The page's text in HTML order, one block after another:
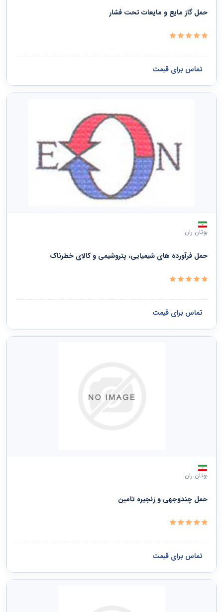
حمل گاز مایع و مایعات تحت فشار
تماس برای قیمت
بوتان ران
حمل فرآورده های شیمیایی، پتروشیمی و کالای خطرناک
تماس برای قیمت
بوتان ران
حمل چندوجهی و زنجیره تامین
تماس برای قیمت